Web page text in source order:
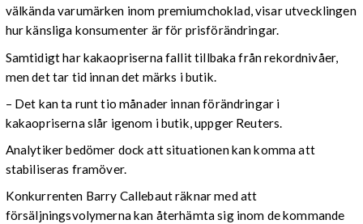
välkända varumärken inom premiumchoklad, visar utvecklingen
hur känsliga konsumenter är för prisförändringar.
Samtidigt har kakaopriserna fallit tillbaka från rekordnivåer,
men det tar tid innan det märks i butik.
– Det kan ta runt tio månader innan förändringar i
kakaopriserna slår igenom i butik, uppger Reuters.
Analytiker bedömer dock att situationen kan komma att
stabiliseras framöver.
Konkurrenten Barry Callebaut räknar med att
försäljningsvolymerna kan återhämta sig inom de kommande